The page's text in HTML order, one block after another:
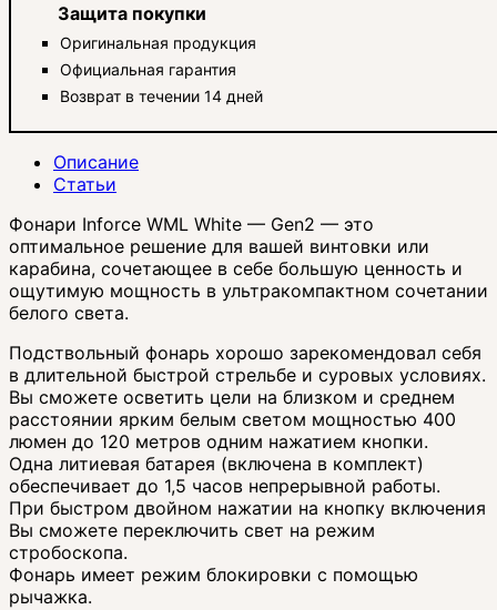
Защита покупки
Оригинальная продукция
Официальная гарантия
Возврат в течении 14 дней
Описание
Статьи
Фонари Inforce WML White — Gen2 — это
оптимальное решение для вашей винтовки или
карабина, сочетающее в себе большую ценность и
ощутимую мощность в ультракомпактном сочетании
белого света.
Подствольный фонарь хорошо зарекомендовал себя
в длительной быстрой стрельбе и суровых условиях.
Вы сможете осветить цели на близком и среднем
расстоянии ярким белым светом мощностью 400
люмен до 120 метров одним нажатием кнопки.
Одна литиевая батарея (включена в комплект)
обеспечивает до 1,5 часов непрерывной работы.
При быстром двойном нажатии на кнопку включения
Вы сможете переключить свет на режим
стробоскопа.
Фонарь имеет режим блокировки с помощью
рычажка.